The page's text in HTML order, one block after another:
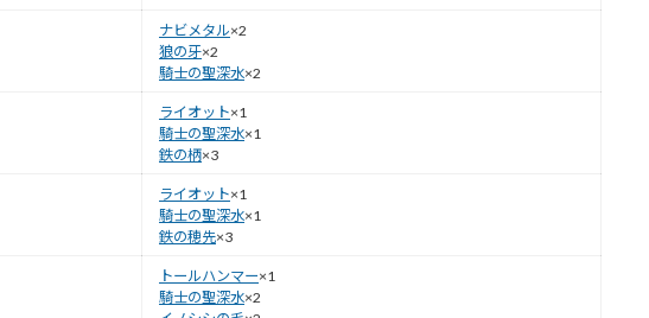
ナビメタル×2
狼の牙×2
騎士の聖深水×2
ライオット×1
騎士の聖深水×1
鉄の柄×3
ライオット×1
騎士の聖深水×1
鉄の穂先×3
トールハンマー×1
騎士の聖深水×2